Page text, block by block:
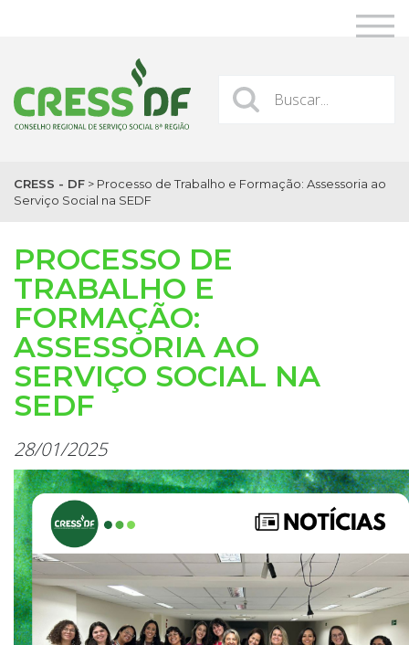
CRESS - DF > Processo de Trabalho e Formação: Assessoria ao
Serviço Social na SEDF
PROCESSO DE
TRABALHO E
FORMAÇÃO:
ASSESSORIA AO
SERVIÇO SOCIAL NA
SEDF
28/01/2025